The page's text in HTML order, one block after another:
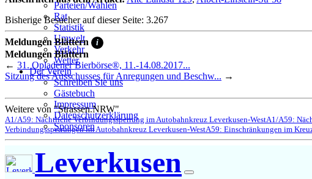
Parteien/Wahlen
Rat
Statistik
Umwelt
Verkehr
Wetter
Der Verein
Schreiben Sie uns
Gästebuch
Impressum
Datenschutzerklärung
Sponsoren
Bisherige Besucher auf dieser Seite: 3.267
Meldungen Blättern i
Meldungen Blättern
← 31. Opladener Bierbörse®, 11.-14.08.2017...
Sitzung des Ausschusses für Anregungen und Beschw... →
Weitere von "Strassen.NRW"
A1/A59: Nächtliche Verbindungssperrung im Autobahnkreuz Leverkusen-WestA1/A59:
Verbindungssperrungen im Autobahnkreuz Leverkusen-WestA59: Einschränkungen im
Leverkusen